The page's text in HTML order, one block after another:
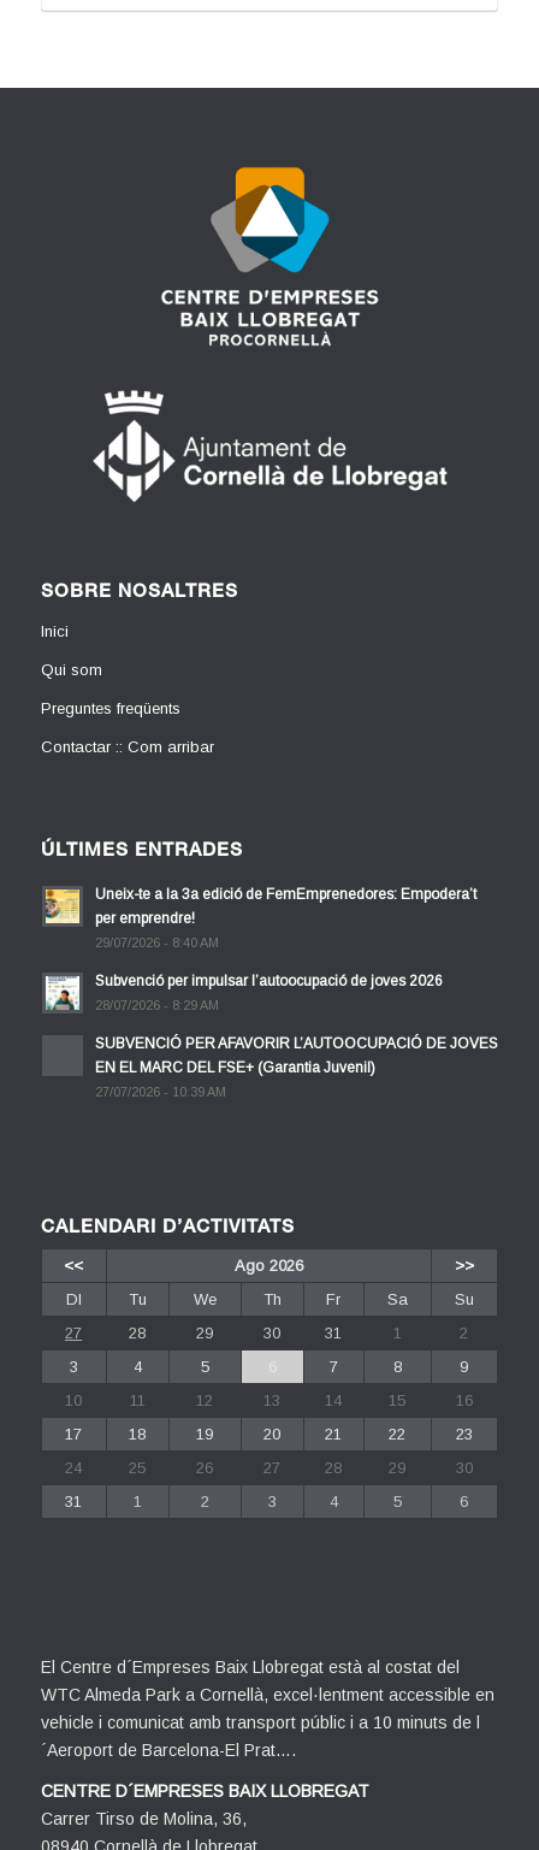
SOBRE NOSALTRES
Inici
Qui som
Preguntes freqüents
Contactar :: Com arribar
ÚLTIMES ENTRADES
Uneix-te a la 3a edició de FemEmprenedores: Empodera’t
per emprendre!
29/07/2026 - 8:40 AM
Subvenció per impulsar l’autoocupació de joves 2026
28/07/2026 - 8:29 AM
SUBVENCIÓ PER AFAVORIR L’AUTOOCUPACIÓ DE JOVES
EN EL MARC DEL FSE+ (Garantia Juvenil)
27/07/2026 - 10:39 AM
CALENDARI D’ACTIVITATS
<< Ago 2026
>>
Dl
Tu We Th Fr Sa
Su
27
28 29 30 31 1
2
3
4 5 6 7 8
9
10
11 12 13 14 15
16
17
18 19 20 21 22
23
24
25 26 27 28 29
30
31
1 2 3 4 5 6
El Centre d´Empreses Baix Llobregat està al costat del
WTC Almeda Park a Cornellà, excel·lentment accessible en
vehicle i comunicat amb transport públic i a 10 minuts de l
´Aeroport de Barcelona-El Prat….
CENTRE D´EMPRESES BAIX LLOBREGAT
Carrer Tirso de Molina, 36,